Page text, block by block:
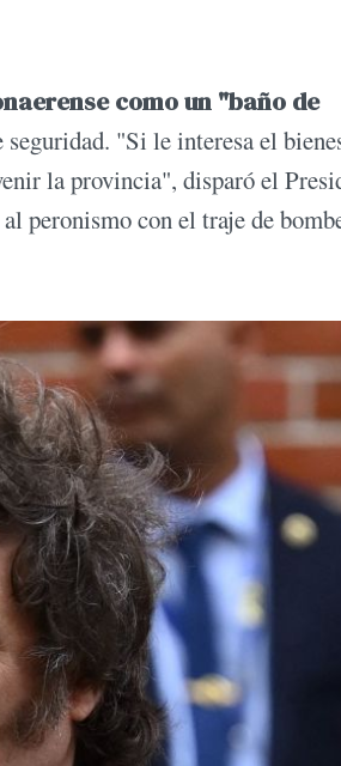
como un "baño de
"Si le interesa el
la provincia", disparó el
peronismo con el traje de